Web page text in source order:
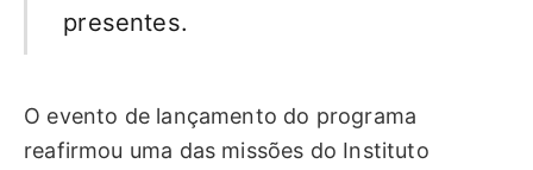
presentes.
O evento de lançamento do programa
reafirmou uma das missões do Instituto